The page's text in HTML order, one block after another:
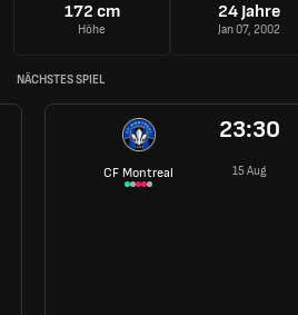
172 cm
Höhe
24 Jahre
Jan 07, 2002
NÄCHSTES SPIEL
CF Montreal
23:30
15 Aug